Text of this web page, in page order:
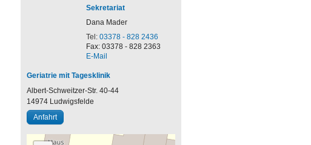
Sekretariat
DanaMader
Tel: 03378 - 828 2436
Fax: 03378 - 828 2363
E-Mail
Geriatrie mit Tagesklinik
Albert-Schweitzer-Str. 40-44
14974 Ludwigsfelde
Anfahrt